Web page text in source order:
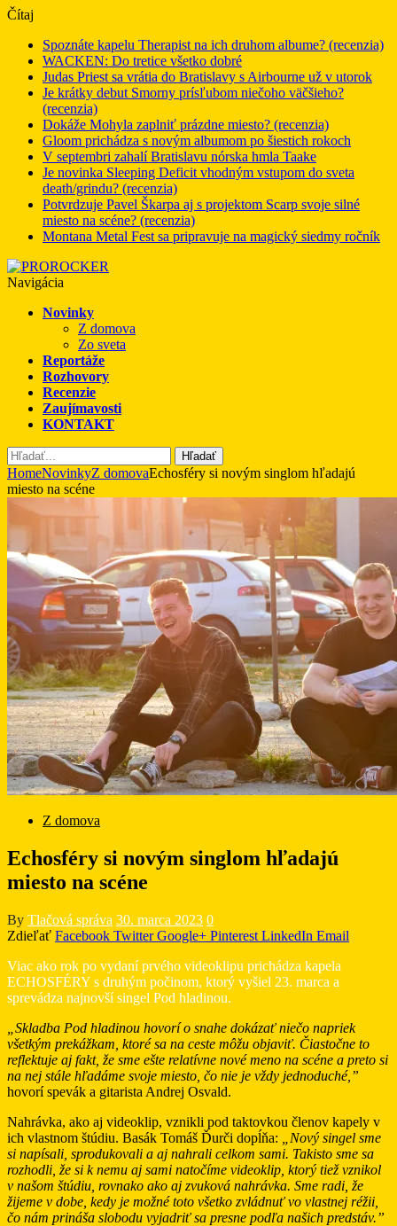
Čítaj
Spoznáte kapelu Therapist na ich druhom albume? (recenzia)
WACKEN: Do tretice všetko dobré
Judas Priest sa vrátia do Bratislavy s Airbourne už v utorok
Je krátky debut Smorny prísľubom niečoho väčšieho?
(recenzia)
Dokáže Mohyla zaplniť prázdne miesto? (recenzia)
Gloom prichádza s novým albumom po šiestich rokoch
V septembri zahalí Bratislavu nórska hmla Taake
Je novinka Sleeping Deficit vhodným vstupom do sveta
death/grindu? (recenzia)
Potvrdzuje Pavel Škarpa aj s projektom Scarp svoje silné
miesto na scéne? (recenzia)
Montana Metal Fest sa pripravuje na magický siedmy ročník
Navigácia
Novinky
Z domova
Zo sveta
Reportáže
Rozhovory
Recenzie
Zaujímavosti
KONTAKT
Hľadať
HomeNovinkyZ domovaEchosféry si novým singlom hľadajú
miesto na scéne
Z domova
Echosféry si novým singlom hľadajú
miesto na scéne
By Tlačová správa 30. marca 2023 0
Zdieľať Facebook Twitter Google+ Pinterest LinkedIn Email
Viac ako rok po vydaní prvého videoklipu prichádza kapela
ECHOSFÉRY s druhým počinom, ktorý vyšiel 23. marca a
sprevádza najnovší singel Pod hladinou.
„Skladba Pod hladinou hovorí o snahe dokázať niečo napriek
všetkým prekážkam, ktoré sa na ceste môžu objaviť. Čiastočne to
reflektuje aj fakt, že sme ešte relatívne nové meno na scéne a preto si
na nej stále hľadáme svoje miesto, čo nie je vždy jednoduché,”
hovorí spevák a gitarista Andrej Osvald.
Nahrávka, ako aj videoklip, vznikli pod taktovkou členov kapely v
ich vlastnom štúdiu. Basák Tomáš Ďurči dopĺňa:
„Nový singel sme
si napísali, sprodukovali a aj nahrali celkom sami. Takisto sme sa
rozhodli, že si k nemu aj sami natočíme videoklip, ktorý tiež vznikol
v našom štúdiu, rovnako ako aj zvuková nahrávka. Sme radi, že
žijeme v dobe, kedy je možné toto všetko zvládnuť vo vlastnej réžii,
čo nám prináša slobodu vyjadriť sa presne podľa našich predstáv.”